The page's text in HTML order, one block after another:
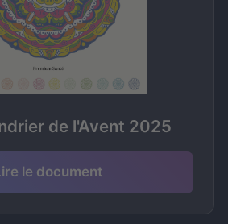
de l'Avent 2025
le document